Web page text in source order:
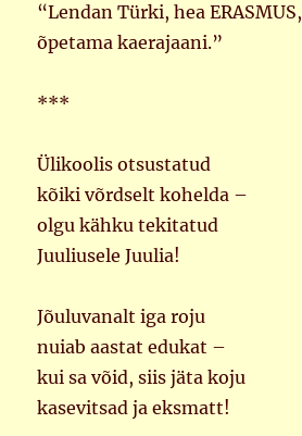
“Lendan Türki, hea ERASMUS,
õpetama kaerajaani.”
***
Ülikoolis otsustatud
kõiki võrdselt kohelda –
olgu kähku tekitatud
Juuliusele Juulia!
Jõuluvanalt iga roju
nuiab aastat edukat –
kui sa võid, siis jäta koju
kasevitsad ja eksmatt!